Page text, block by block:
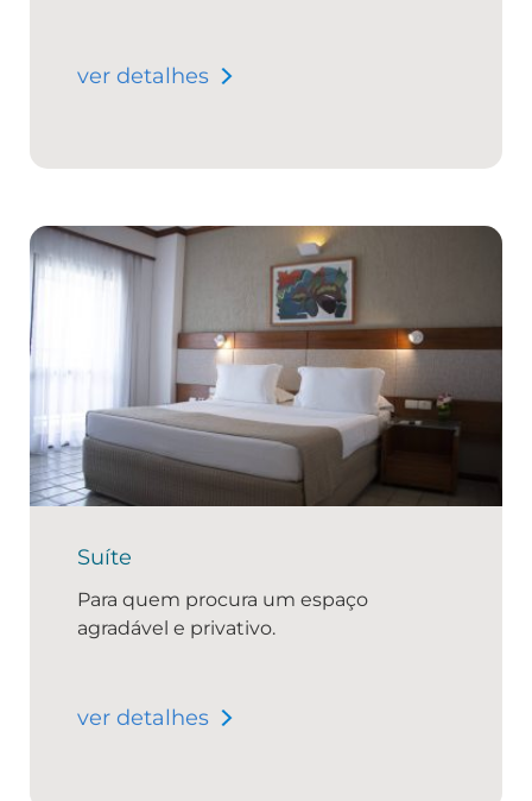
ver detalhes
Suíte
Para quem procura um espaço
agradável e privativo.
ver detalhes